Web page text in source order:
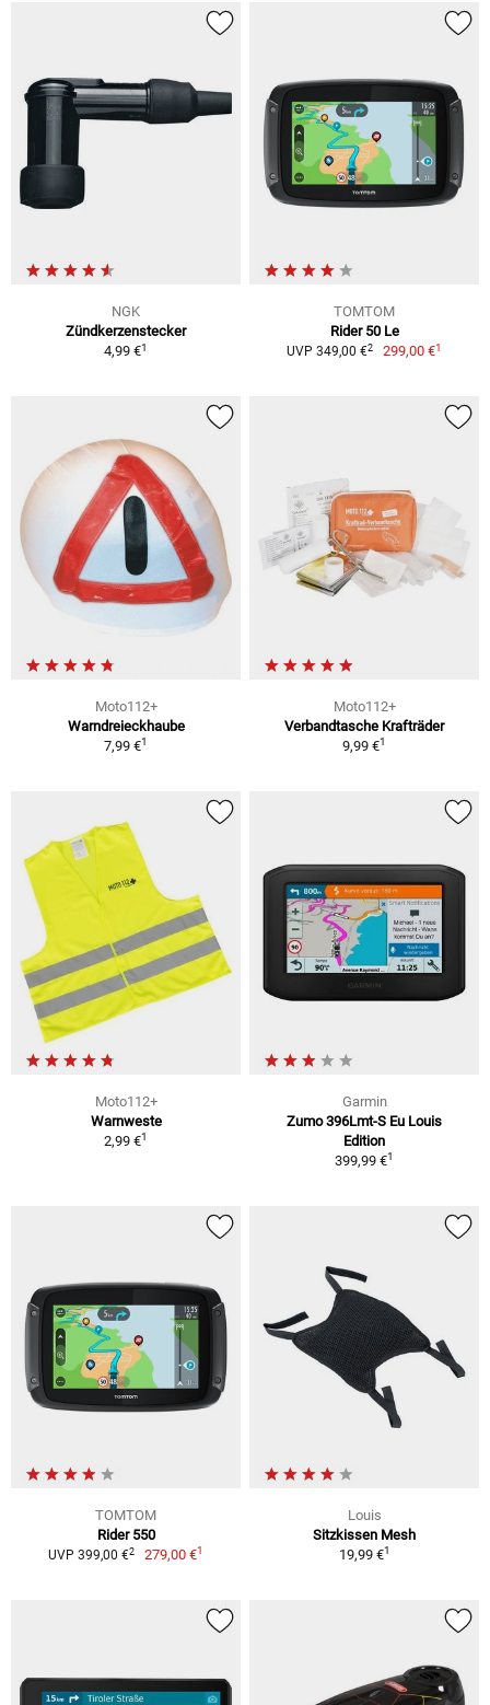
NGK
Zündkerzenstecker
4,99 €1
TOMTOM
Rider 50 Le
UVP 349,00 €2 299,00 €1
Moto112+
Warndreieckhaube
7,99 €1
Moto112+
Verbandtasche Krafträder
9,99 €1
Moto112+
Warnweste
2,99 €1
Garmin
Zumo 396Lmt-S Eu Louis
Edition
399,99 €1
TOMTOM
Rider 550
UVP 399,00 €2 279,00 €1
Louis
Sitzkissen Mesh
19,99 €1